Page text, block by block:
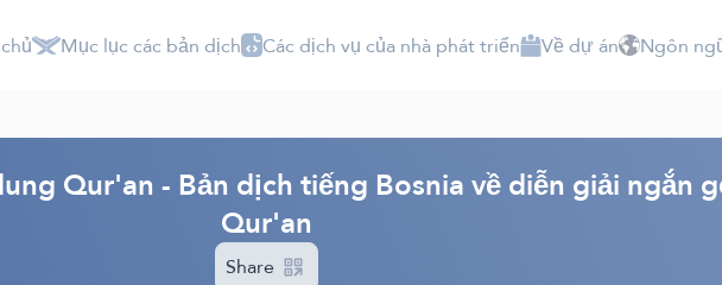
Mục lục các bản dịch Các dịch vụ của nhà phát triển Về dự án Ngôn
Qur'an - Bản dịch tiếng Bosnia về diễn giải ngắn
Qur'an
Share